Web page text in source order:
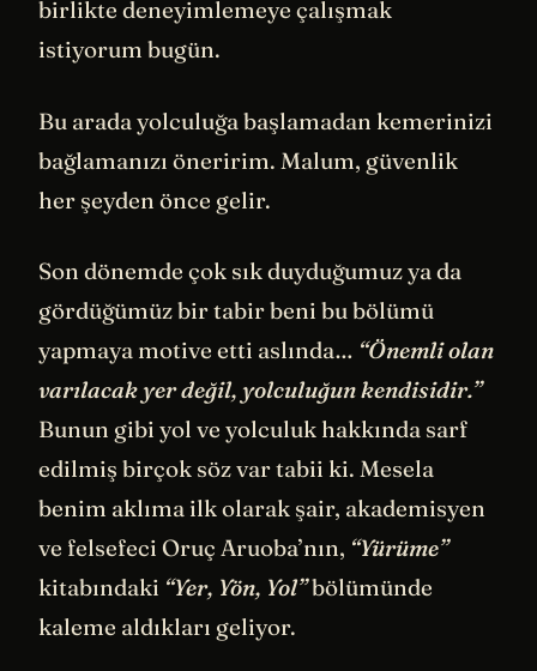
birlikte deneyimlemeye çalışmak
istiyorum bugün.
Bu arada yolculuğa başlamadan kemerinizi
bağlamanızı öneririm. Malum, güvenlik
her şeyden önce gelir.
Son dönemde çok sık duyduğumuz ya da
gördüğümüz bir tabir beni bu bölümü
yapmaya motive etti aslında… “Önemli olan
varılacak yer değil, yolculuğun kendisidir.”
Bunun gibi yol ve yolculuk hakkında sarf
edilmiş birçok söz var tabii ki. Mesela
benim aklıma ilk olarak şair, akademisyen
ve felsefeci Oruç Aruoba’nın, “Yürüme”
kitabındaki “Yer, Yön, Yol”bölümünde
kaleme aldıkları geliyor.